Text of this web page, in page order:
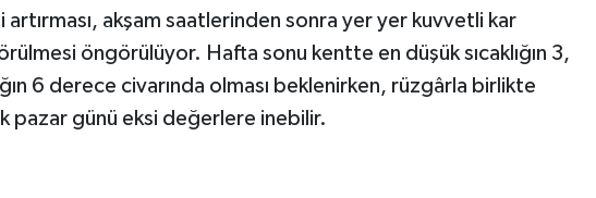
artırması, akşam saatlerinden sonra yer yer kuvvetli kar
öngörülüyor. Hafta sonu kentte en düşük sıcaklığın 3,
6 derece civarında olması beklenirken, rüzgârla birlikte
pazar günü eksi değerlere inebilir.